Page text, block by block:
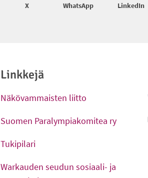
X WhatsApp LinkedIn
Linkkejä
Näkövammaisten liitto
Suomen Paralympiakomitea ry
Tukipilari
Warkauden seudun sosiaali- ja